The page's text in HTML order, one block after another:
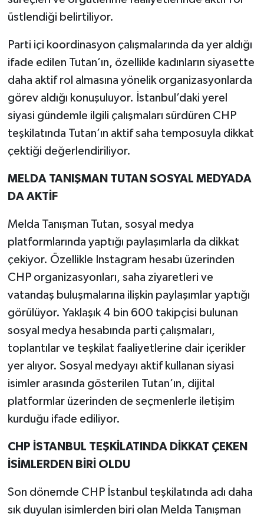
üstlendiği belirtiliyor.
Parti içi koordinasyon çalışmalarında da yer aldığı
ifade edilen Tutan’ın, özellikle kadınların siyasette
daha aktif rol almasına yönelik organizasyonlarda
görev aldığı konuşuluyor. İstanbul’daki yerel
siyasi gündemle ilgili çalışmaları sürdüren CHP
teşkilatında Tutan’ın aktif saha temposuyla dikkat
çektiği değerlendiriliyor.
MELDA TANIŞMAN TUTAN SOSYAL MEDYADA
DA AKTİF
Melda Tanışman Tutan, sosyal medya
platformlarında yaptığı paylaşımlarla da dikkat
çekiyor. Özellikle Instagram hesabı üzerinden
CHP organizasyonları, saha ziyaretleri ve
vatandaş buluşmalarına ilişkin paylaşımlar yaptığı
görülüyor. Yaklaşık 4 bin 600 takipçisi bulunan
sosyal medya hesabında parti çalışmaları,
toplantılar ve teşkilat faaliyetlerine dair içerikler
yer alıyor. Sosyal medyayı aktif kullanan siyasi
isimler arasında gösterilen Tutan’ın, dijital
platformlar üzerinden de seçmenlerle iletişim
kurduğu ifade ediliyor.
CHP İSTANBUL TEŞKİLATINDA DİKKAT ÇEKEN
İSİMLERDEN BİRİ OLDU
Son dönemde CHP İstanbul teşkilatında adı daha
sık duyulan isimlerden biri olan Melda Tanışman